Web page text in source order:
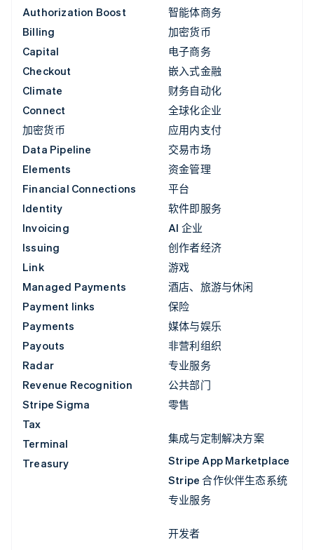
Authorization Boost
Billing
Capital
Checkout
Climate
Connect
加密货币
Data Pipeline
Elements
Financial Connections
Identity
Invoicing
Issuing
Link
Managed Payments
Payment links
Payments
Payouts
Radar
Revenue Recognition
Stripe Sigma
Tax
Terminal
Treasury
智能体商务
加密货币
电子商务
嵌入式金融
财务自动化
全球化企业
应用内支付
交易市场
资金管理
平台
软件即服务
AI 企业
创作者经济
游戏
酒店、旅游与休闲
保险
媒体与娱乐
非营利组织
专业服务
公共部门
零售
集成与定制解决方案
Stripe App Marketplace
Stripe 合作伙伴生态系统
专业服务
开发者